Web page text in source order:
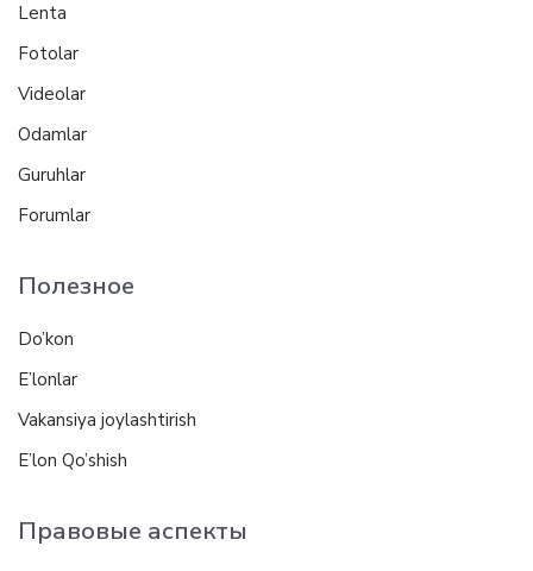
Lenta
Fotolar
Videolar
Odamlar
Guruhlar
Forumlar
Полезное
Do’kon
E’lonlar
Vakansiya joylashtirish
E’lon Qo’shish
Правовые аспекты